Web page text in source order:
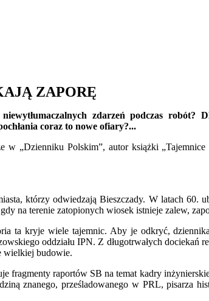
ZAPORĘ
zdarzeń podczas robót?
coraz to nowe ofiary?...
„Dzienniku Polskim”, autor książki
którzy odwiedzają Bieszczady. W latach 60.
na terenie zatopionych wiosek istnieje zalew,
ta kryje wiele tajemnic. Aby je odkryć,
oddziału IPN. Z długotrwałych dociekań
wielkiej budowie.
fragmenty raportów SB na temat kadry
znanego, prześladowanego w PRL, pisarza